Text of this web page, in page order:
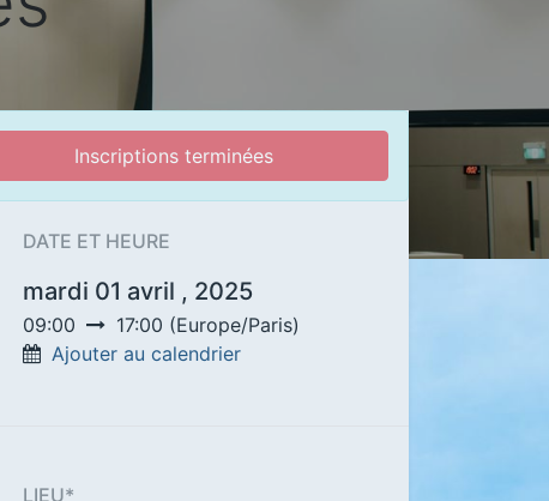
Inscriptions terminées
DATE ET HEURE
mardi 01 avril , 2025
09:00 17:00 (Europe/Paris)
Ajouter au calendrier
LIEU*